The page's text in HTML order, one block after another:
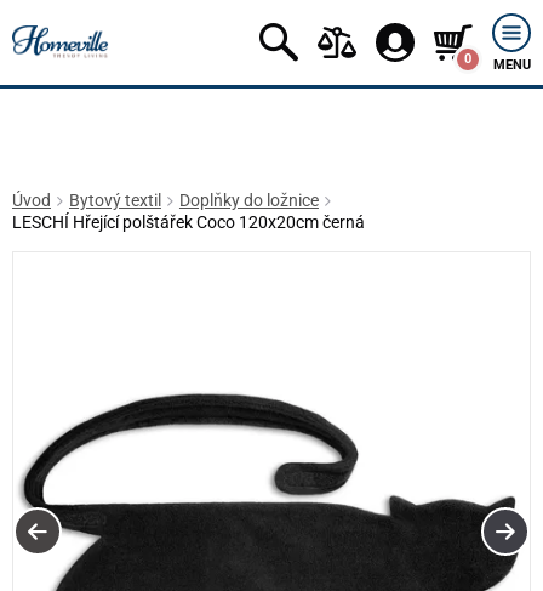
0 MENU
Úvod Bytový textil
Doplňky do ložnice
LESCHÍ Hřející polštářek Coco 120x20cm černá